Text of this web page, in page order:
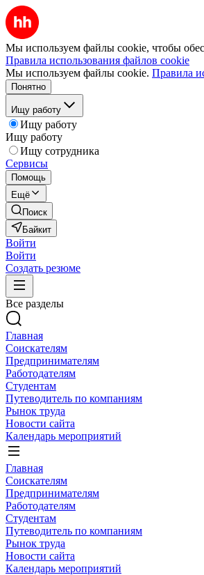
Мы используем файлы cookie, чтобы
Правила использования файлов cookie
Мы используем файлы cookie. Правила
Понятно
Ищу работу
Ищу работу
Ищу работу
Ищу сотрудника
Сервисы
Помощь
Ещё
Поиск
Байкит
Войти
Войти
Создать резюме
Все разделы
Главная
Соискателям
Предпринимателям
Работодателям
Студентам
Путеводитель по компаниям
Рынок труда
Новости сайта
Календарь мероприятий
Главная
Соискателям
Предпринимателям
Работодателям
Студентам
Путеводитель по компаниям
Рынок труда
Новости сайта
Календарь мероприятий